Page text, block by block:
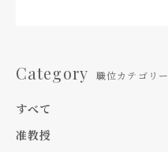
Category 職位カテゴリー
すべて
准教授